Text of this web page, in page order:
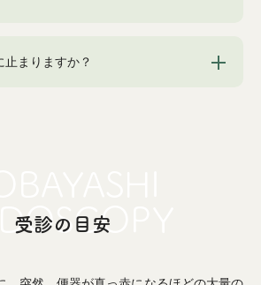
止まりますか？
受診の目安